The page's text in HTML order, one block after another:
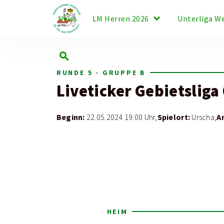
News LM Herren 2026 keyboard_arrow_down Unterliga
search
RUNDE 5 - GRUPPE B
LivetickerGebietsliga
Beginn: 22.05.2024 19:00 Uhr,Spielort: Urscha,
HEIM